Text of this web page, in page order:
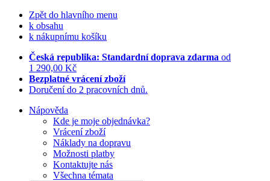
Zpět do hlavního menu
k obsahu
k nákupnímu košíku
Česká republika: Standardní doprava zdarma od
1 290,00 Kč
Bezplatné vrácení zboží
Doručení do 2 pracovních dnů.
Nápověda
Kde je moje objednávka?
Vrácení zboží
Náklady na dopravu
Možnosti platby
Kontaktujte nás
Všechna témata